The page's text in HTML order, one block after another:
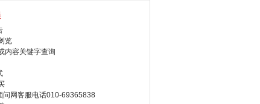
览
内容关键字查询
问网客服电话010-69365838